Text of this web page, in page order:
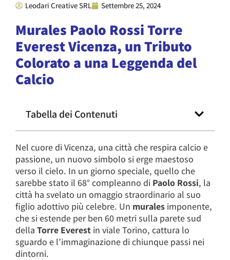
Leodari Creative SRL Settembre 25, 2024
Murales Paolo Rossi Torre
Everest Vicenza, un Tributo
Colorato a una Leggenda del
Calcio
Tabella dei Contenuti
Nel cuore di Vicenza, una città che respira calcio e
passione, un nuovo simbolo si erge maestoso
verso il cielo. In un giorno speciale, quello che
sarebbe stato il 68° compleanno di Paolo Rossi, la
città ha svelato un omaggio straordinario al suo
figlio adottivo più celebre. Un murales imponente,
che si estende per ben 60 metri sulla parete sud
della Torre Everest in viale Torino, cattura lo
sguardo e l’immaginazione di chiunque passi nei
dintorni.